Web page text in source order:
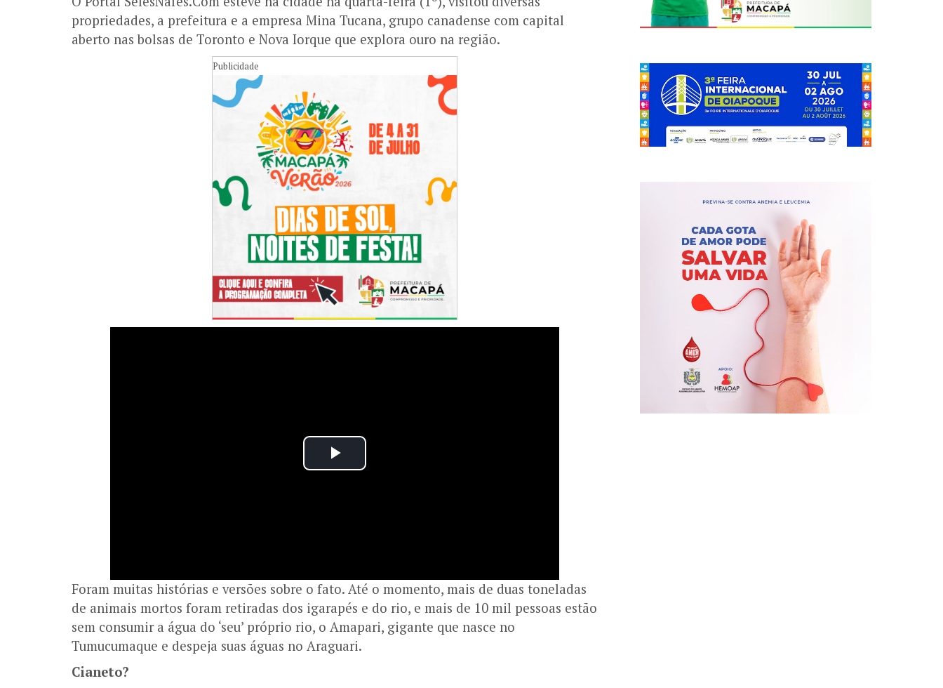
propriedades, a prefeitura e a empresa Mina Tucana, grupo canadense com capital
aberto nas bolsas de Toronto e Nova Iorque que explora ouro na região.
Publicidade
Foram muitas histórias e versões sobre o fato. Até o momento, mais de duas toneladas
de animais mortos foram retiradas dos igarapés e do rio, e mais de 10 mil pessoas estão
sem consumir a água do ‘seu’ próprio rio, o Amapari, gigante que nasce no
Tumucumaque e despeja suas águas no Araguari.
Cianeto?